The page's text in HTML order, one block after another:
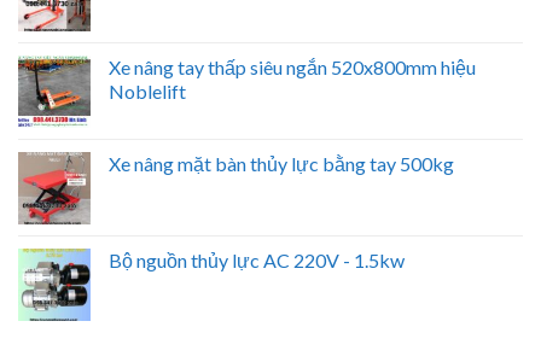
Xe nâng tay thấp siêu ngắn 520x800mm hiệu
Noblelift
Xe nâng mặt bàn thủy lực bằng tay 500kg
Bộ nguồn thủy lực AC 220V - 1.5kw